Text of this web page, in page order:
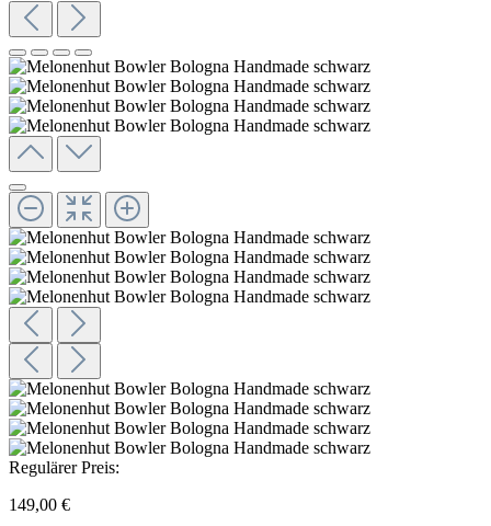
Regulärer Preis:
149,00 €